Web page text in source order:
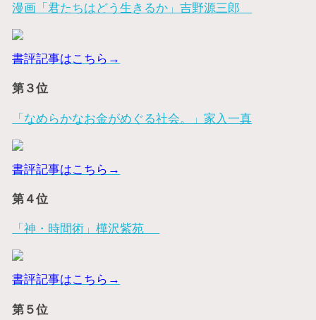
漫画「君たちはどう生きるか」吉野源三郎
書評記事はこちら→
第３位
「なめらかなお金がめぐる社会。」家入一真
書評記事はこちら→
第４位
「神・時間術」樺沢紫苑
書評記事はこちら→
第５位